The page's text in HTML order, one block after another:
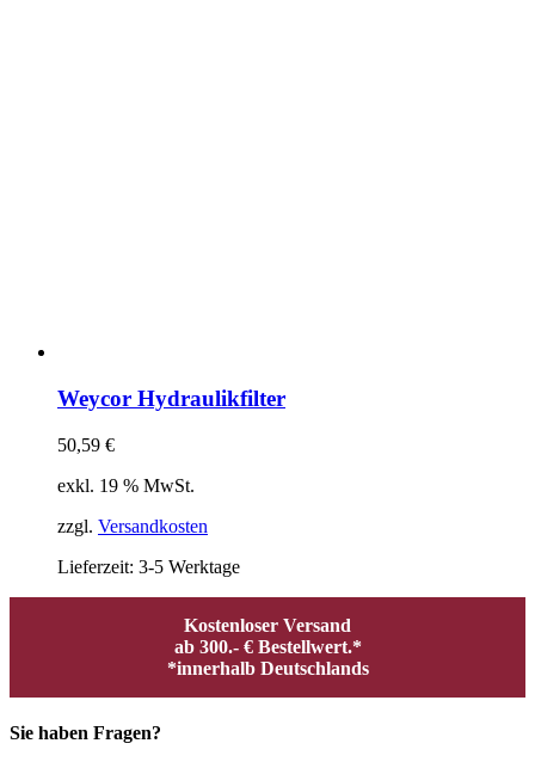
Weycor Hydraulikfilter
50,59 €
exkl. 19 % MwSt.
zzgl. Versandkosten
Lieferzeit: 3-5 Werktage
Kostenloser Versand
ab 300.- € Bestellwert.*
*innerhalb Deutschlands
Sie haben Fragen?